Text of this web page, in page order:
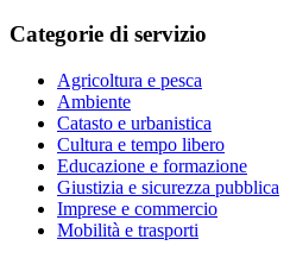
Categorie di servizio
Agricoltura e pesca
Ambiente
Catasto e urbanistica
Cultura e tempo libero
Educazione e formazione
Giustizia e sicurezza pubblica
Imprese e commercio
Mobilità e trasporti